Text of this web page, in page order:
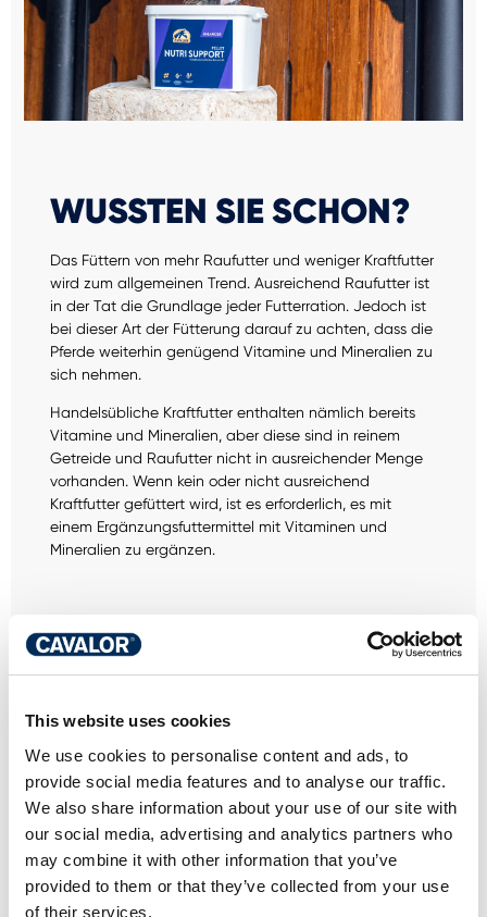
This website uses cookies
We use cookies to personalise content and ads, to
provide social media features and to analyse our traffic.
We also share information about your use of our site with
our social media, advertising and analytics partners who
may combine it with other information that you’ve
provided to them or that they’ve collected from your use
of their services.
WUSSTEN SIE SCHON?
Das Füttern von mehr Raufutter und weniger Kraftfutter
wird zum allgemeinen Trend. Ausreichend Raufutter ist
in der Tat die Grundlage jeder Futterration. Jedoch ist
bei dieser Art der Fütterung darauf zu achten, dass die
Pferde weiterhin genügend Vitamine und Mineralien zu
sich nehmen.
Handelsübliche Kraftfutter enthalten nämlich bereits
Vitamine und Mineralien, aber diese sind in reinem
Getreide und Raufutter nicht in ausreichender Menge
vorhanden. Wenn kein oder nicht ausreichend
Kraftfutter gefüttert wird, ist es erforderlich, es mit
einem Ergänzungsfuttermittel mit Vitaminen und
Mineralien zu ergänzen.
FRAGE ZU DIESEM
PRODUKT? WIR
SIND FÜR SIE DA